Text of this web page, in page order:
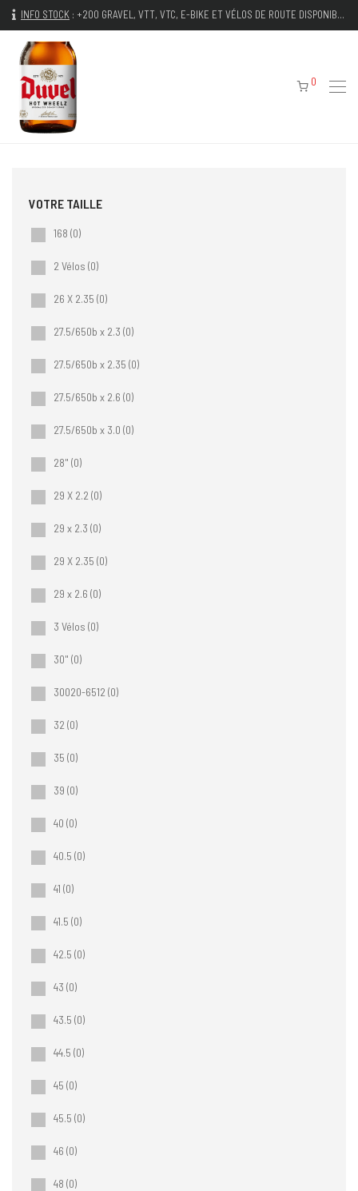
INFO STOCK : +200 GRAVEL, VTT, VTC, E-BIKE ET VÉLOS DE ROUTE DISPONIBLES IMMÉDIATEMENT
0
168 (0)
2 Vélos (0)
26 X 2.35 (0)
27.5/650b x 2.3 (0)
27.5/650b x 2.35 (0)
27.5/650b x 2.6 (0)
27.5/650b x 3.0 (0)
28" (0)
29 X 2.2 (0)
29 x 2.3 (0)
29 X 2.35 (0)
29 x 2.6 (0)
3 Vélos (0)
30" (0)
30020-6512 (0)
32 (0)
35 (0)
39 (0)
40 (0)
40.5 (0)
41 (0)
41.5 (0)
42.5 (0)
43 (0)
43.5 (0)
44.5 (0)
45 (0)
45.5 (0)
46 (0)
48 (0)